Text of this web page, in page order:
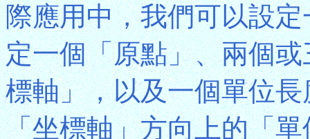
際應用中，我們可以設
定一個「原點」、兩個
標軸」，以及一個單位
「坐標軸」方向上的「